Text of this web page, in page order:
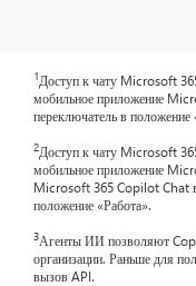
1Доступ к чату Microsoft
мобильное приложение
переключатель в положение
2Доступ к чату Microsoft
мобильное приложение
Microsoft 365 Copilot Chat в
положение «Работа».
3Агенты ИИ позволяют
организации. Раньше для
вызов API.